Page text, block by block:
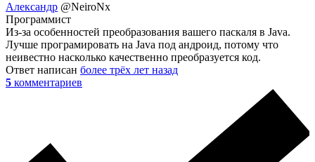
Александр @NeiroNx
Программист
Из-за особенностей преобразования вашего паскаля в Java.
Лучше програмировать на Java под андроид, потому что
неивестно насколько качественно преобразуется код.
Ответ написан более трёх лет назад
5 комментариев